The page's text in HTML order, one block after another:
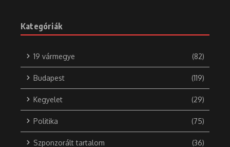
Kategóriák
19 vármegye (82)
Budapest (119)
Kegyelet (29)
Politika (75)
Szponzorált tartalom (36)